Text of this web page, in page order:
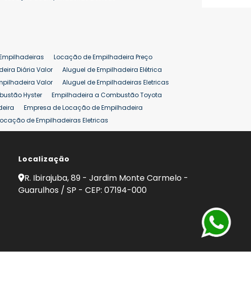
25 ton
Preço de Empilhadeira 25 ton
Locação de Empilhadeira Preço
Diária Valor
Aluguel de Empilhadeira Elétrica
Valor
Aluguel de Empilhadeiras Eletricas
Hyster
Empilhadeira a Combustão Toyota
Empresa de Locação de Empilhadeira
de Empilhadeiras Eletricas
de Empilhadeiras
Comprar Empilhadeira Hyster
25 ton Venda Empilhadeiras 25 ton
Localização
R. Ibirajuba, 89 - Jardim Monte Carmelo -
Guarulhos / SP - CEP: 07194-000